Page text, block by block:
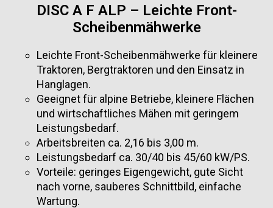
DISC A F ALP – Leichte Front-
Scheibenmähwerke
Leichte Front-Scheibenmähwerke für kleinere
Traktoren, Bergtraktoren und den Einsatz in
Hanglagen.
Geeignet für alpine Betriebe, kleinere Flächen
und wirtschaftliches Mähen mit geringem
Leistungsbedarf.
Arbeitsbreiten ca. 2,16 bis 3,00 m.
Leistungsbedarf ca. 30/40 bis 45/60 kW/PS.
Vorteile: geringes Eigengewicht, gute Sicht
nach vorne, sauberes Schnittbild, einfache
Wartung.